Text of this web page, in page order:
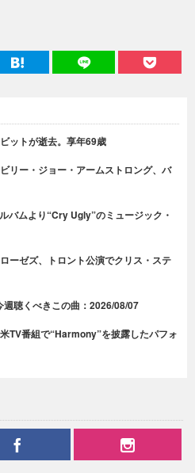
ットが逝去。享年69歳
リー・ジョー・アームストロング、バ
バムより“Cry Ugly”のミュージック・
ーゼズ、トロント公演でクリス・ステ
聴くべきこの曲：2026/08/07
TV番組で“Harmony”を披露したパフォ